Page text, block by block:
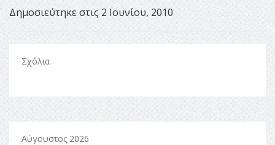
Δημοσιεύτηκε στις 2 Ιουνίου, 2010
Σχόλια
Αύγουστος 2026